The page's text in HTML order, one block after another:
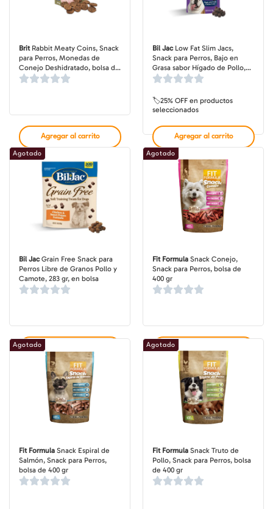
BritRabbit Meaty Coins, Snack
para Perros, Monedas de
Conejo Deshidratado, bolsa de
80 gr
Agregar al carrito
Bil JacLow Fat Slim Jacs,
Snack para Perros, Bajo en
Grasa sabor Hígado de Pollo,
bolsa de 113 gr
🏷️25% OFF en productos
seleccionados
Agregar al carrito
Bil JacGrain Free Snack para
Perros Libre de Granos Pollo y
Camote, 283 gr, en bolsa
Agotado
Agregar al carrito
Fit Formula Snack Conejo,
Snack para Perros, bolsa de
400 gr
Agotado
Agregar al carrito
Fit Formula Snack Espiral de
Salmón, Snack para Perros,
bolsa de 400 gr
Agotado
Fit Formula Snack Truto de
Pollo, Snack para Perros, bolsa
de 400 gr
Agotado